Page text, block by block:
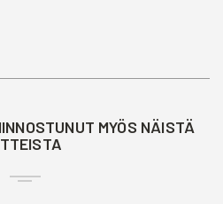
MYÖS NÄISTÄ